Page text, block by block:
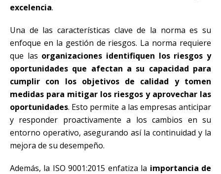
excelencia.
Una de las características clave de la norma es su
enfoque en la gestión de riesgos. La norma requiere
que las organizaciones identifiquen los riesgos y
oportunidades que afectan a su capacidad para
cumplir con los objetivos de calidad y tomen
medidas para mitigar los riesgos y aprovechar las
oportunidades. Esto permite a las empresas anticipar
y responder proactivamente a los cambios en su
entorno operativo, asegurando así la continuidad y la
mejora de su desempeño.
Además, la ISO 9001:2015 enfatiza la importancia de